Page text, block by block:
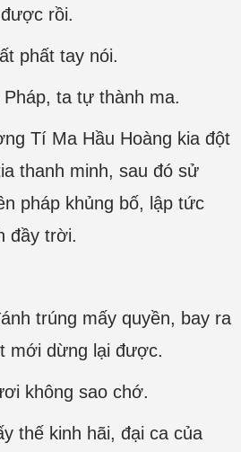
rồi.
phất tay nói.
ta tự thành ma.
Tí Ma Hầu Hoàng kia đột
thanh minh, sau đó sử
pháp khủng bố, lập tức
đầy trời.
trúng mấy quyền, bay ra
mới dừng lại được.
không sao chớ.
thế kinh hãi, đại ca của